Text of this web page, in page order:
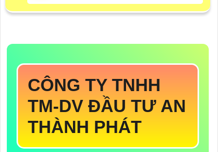
CÔNG TY TNHH
TM-DV ĐẦU TƯ AN
THÀNH PHÁT